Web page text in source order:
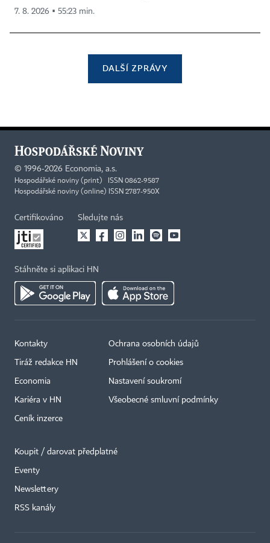
7. 8. 2026 ▪ 55:23 min.
DALŠÍ ZPRÁVY
© 1996-2026 Economia, a.s.
Hospodářské noviny (print) ISSN 0862-9587
Hospodářské noviny (online) ISSN 2787-950X
Certifikováno Sledujte nás
Stáhněte si aplikaci HN
Kontakty
Tiráž redakce HN
Economia
Kariéra v HN
Ceník inzerce
Ochrana osobních údajů
Prohlášení o cookies
Nastavení soukromí
Všeobecné smluvní podmínky
Koupit / darovat předplatné
Eventy
Newslettery
RSS kanály